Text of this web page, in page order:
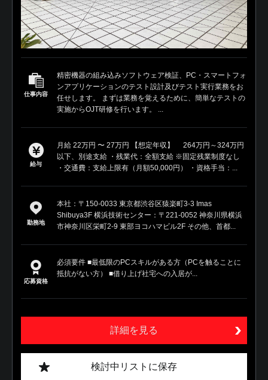
仕事内容
精密機器の組み込みソフトウェア検証、PC・スマートフォ
ンアプリケーションのテスト設計及びテスト実行業務をお
任せします。 まずは業務を覚えるために、簡単なテストの
実施からOJT研修を行います。 ...
給与
月給 22万円 〜 27万円 【想定年収】 264万円～324万円
以下、別途支給 ・残業代：全額支給 ※固定残業制度なし
・交通費：支給上限有（月額50,000円） ・資格手当：...
勤務地
本社：〒150-0033 東京都渋谷区猿楽町3-3 Imas
Shibuya3F 横浜技術センター：〒221-0052 神奈川県横浜
市神奈川区栄町2-9 東部ヨコハマビル2F その他、首都...
応募資格
必須要件 ■最低限のPCスキルがある方（PCを触ることに
抵抗がない方） ■借り上げ社宅への入居が...
詳細を見る
検討中リストに保存